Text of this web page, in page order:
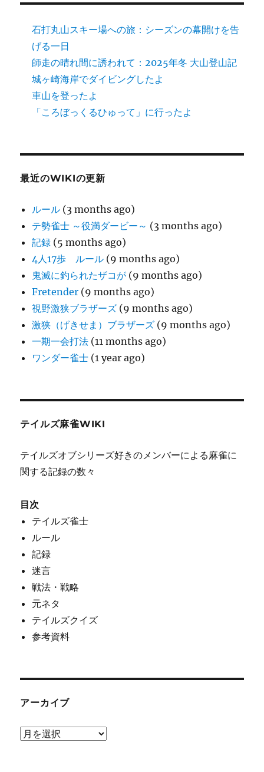
石打丸山スキー場への旅：シーズンの幕開けを告
げる一日
師走の晴れ間に誘われて：2025年冬 大山登山記
城ヶ崎海岸でダイビングしたよ
車山を登ったよ
「ころぼっくるひゅって」に行ったよ
最近のWIKIの更新
ルール (3 months ago)
テ勢雀士 ～役満ダービー～ (3 months ago)
記録 (5 months ago)
4人17歩 ルール (9 months ago)
鬼滅に釣られたザコが (9 months ago)
Fretender (9 months ago)
視野激狭ブラザーズ (9 months ago)
激狭（げきせま）ブラザーズ (9 months ago)
一期一会打法 (11 months ago)
ワンダー雀士 (1 year ago)
テイルズ麻雀WIKI
テイルズオブシリーズ好きのメンバーによる麻雀に
関する記録の数々
目次
テイルズ雀士
ルール
記録
迷言
戦法・戦略
元ネタ
テイルズクイズ
参考資料
アーカイブ
ア